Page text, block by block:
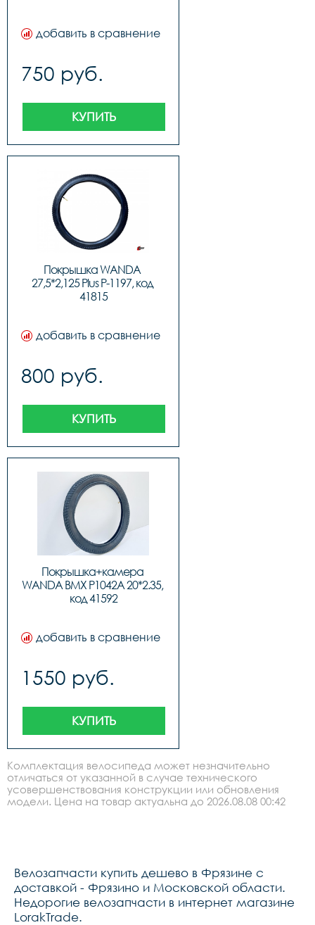
добавить в сравнение
750 руб.
КУПИТЬ
Покрышка WANDA
27,5*2,125 Plus P-1197, код
41815
добавить в сравнение
800 руб.
КУПИТЬ
Покрышка+камера
WANDA BMX P1042A 20*2.35,
код 41592
добавить в сравнение
1550 руб.
КУПИТЬ
Комплектация велосипеда может незначительно
отличаться от указанной в случае технического
усовершенствования конструкции или обновления
модели. Цена на товар актуальна до 2026.08.08 00:42
Велозапчасти купить дешево в Фрязине с
доставкой - Фрязино и Московской области.
Недорогие велозапчасти в интернет магазине
LorakTrade.